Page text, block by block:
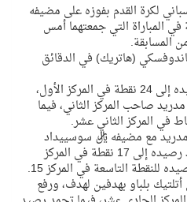
لكرة القدم بفوزه على مضيفه
في المباراة التي جمعتهما أمس
المسابقة.
(هاتريك) في الدقائق
وبهذا الانتصار رفع برشلونة رصيده إلى 24 نقطة في المركز الأول،
صاحب المركز الثاني، فيما
في المركز الثاني عشر.
مع مضيفه ريال سوسييداد
بهدف لمثله. ورفع أتلتيكو مدريد رصيده إلى 17 نقطة في المركز
للنقطة التاسعة في المركز 15.
بلباو بهدفين لهدف، ورفع